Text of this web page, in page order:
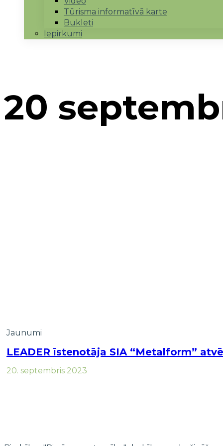
Tūrisma informatīvā karte
Bukleti
Iepirkumi
20
Jaunumi
LEADER īstenotāja SIA “Metalform”
20. septembris 2023